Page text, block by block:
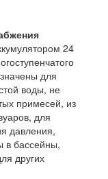
24
для
воды, не
примесей, из
для
давления,
в бассейны,
других